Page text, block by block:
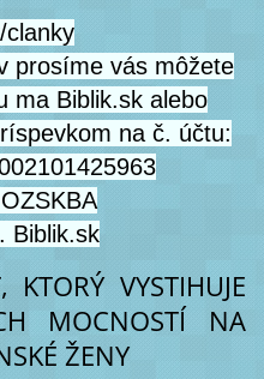
clanky
prosíme vás môžete
ma Biblik.sk alebo
na č. účtu:
Biblik.sk
KTORÝ VYSTIHUJE
MOCNOSTÍ NA
ŽENY